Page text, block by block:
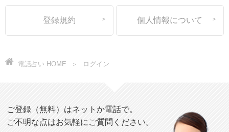
登録規約 個人情報について
電話占い HOME ログイン
ご登録（無料）はネットか電話で。
ご不明な点はお気軽にご質問ください。